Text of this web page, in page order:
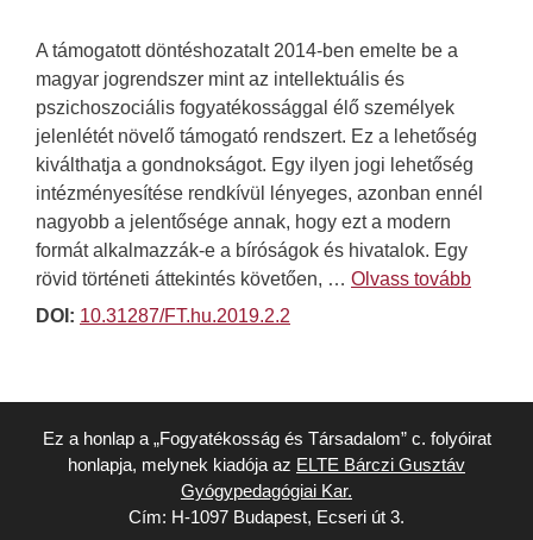
A támogatott döntéshozatalt 2014-ben emelte be a
magyar jogrendszer mint az intellektuális és
pszichoszociális fogyatékossággal élő személyek
jelenlétét növelő támogató rendszert. Ez a lehetőség
kiválthatja a gondnokságot. Egy ilyen jogi lehetőség
intézményesítése rendkívül lényeges, azonban ennél
nagyobb a jelentősége annak, hogy ezt a modern
formát alkalmazzák-e a bíróságok és hivatalok. Egy
rövid történeti áttekintés követően, … Olvass tovább
DOI: 10.31287/FT.hu.2019.2.2
Ez a honlap a „Fogyatékosság és Társadalom” c. folyóirat
honlapja, melynek kiadója az ELTE Bárczi Gusztáv
Gyógypedagógiai Kar.
Cím: H-1097 Budapest, Ecseri út 3.